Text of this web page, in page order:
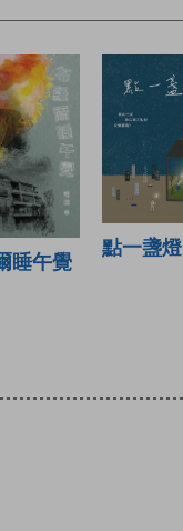
睡午覺
點一盞燈